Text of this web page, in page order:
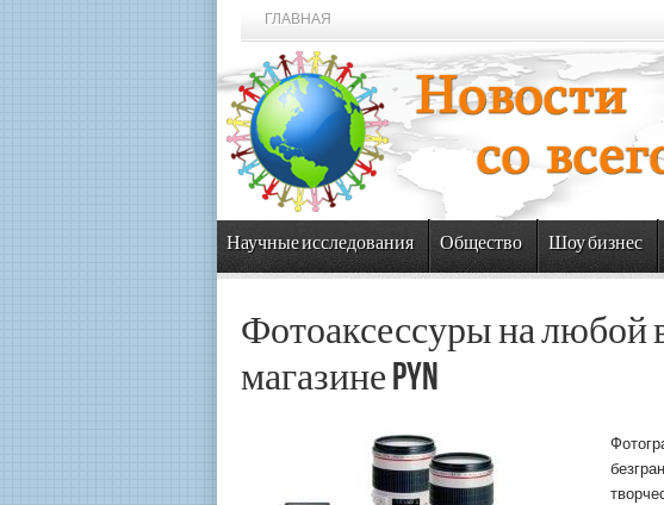
ГЛАВНАЯ
Научные исследования Общество Шоу бизнес
Фотоаксессуры на любой
магазине PYN